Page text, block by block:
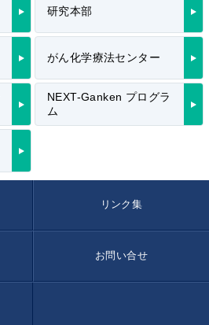
研究本部
がん化学療法センター
NEXT-Ganken プログラ
ム
リンク集
お問い合せ